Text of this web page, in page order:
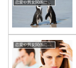
恋愛や男女関係についてのあれこれ
恋愛や男女関係についてのあれこれ